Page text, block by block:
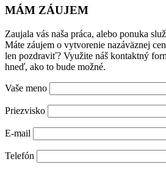
MÁM ZÁUJEM
Zaujala vás naša práca, alebo ponuka
Máte záujem o vytvorenie nazáväznej
len pozdraviť? Využite náš kontaktný
hneď, ako to bude možné.
Vaše meno
Priezvisko
E-mail
Telefón